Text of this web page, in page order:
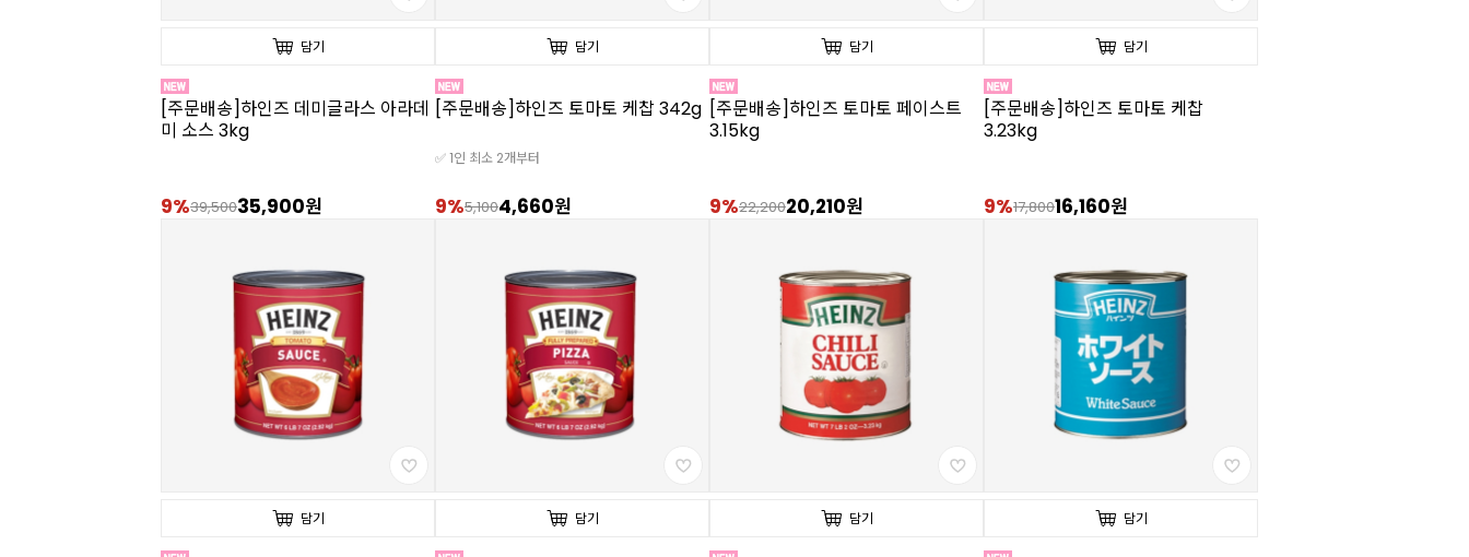
담기
[주문배송]하인즈 데미글라스 아라데
미 소스 3kg
9%39,50035,900원
담기
[주문배송]하인즈 토마토 케찹 342g
✅ 1인 최소 2개부터
9%5,1004,660원
담기
[주문배송]하인즈 토마토 페이스트
3.15kg
9%22,20020,210원
담기
[주문배송]하인즈 토마토 케찹
3.23kg
9%17,80016,160원
담기 담기 담기 담기